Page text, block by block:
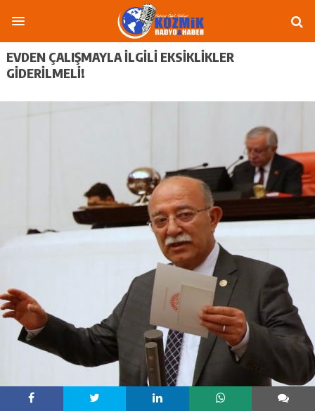
EVDEN ÇALIŞMAYLA İLGİLİ EKSİKLİKLER
GİDERİLMELİ!